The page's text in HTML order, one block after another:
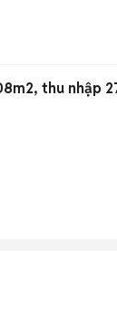
thu nhập